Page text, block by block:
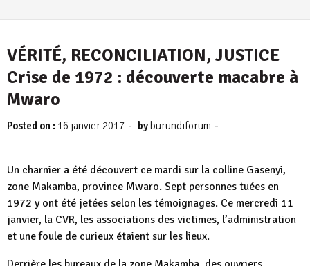
VÉRITÉ, RECONCILIATION, JUSTICE
Crise de 1972 : découverte macabre à
Mwaro
Posted on : 16 janvier 2017 - by burundiforum -
Un charnier a été découvert ce mardi sur la colline Gasenyi,
zone Makamba, province Mwaro. Sept personnes tuées en
1972 y ont été jetées selon les témoignages. Ce mercredi 11
janvier, la CVR, les associations des victimes, l’administration
et une foule de curieux étaient sur les lieux.